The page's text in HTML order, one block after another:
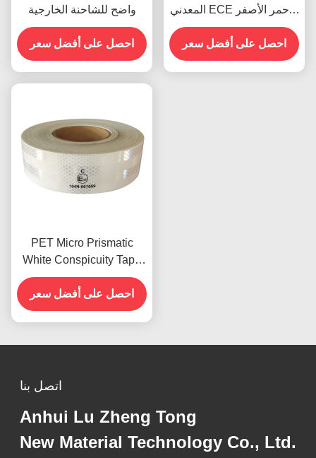
واضح للشاحنة الخارجية
احصل على أفضل سعر
المعدني ECE الأحمر الأصفر
الأبيض للمقطورة
احصل على أفضل سعر
PET Micro Prismatic
White Conspicuity Tape
شريط منعكس للسيارات
معتمد ECE
احصل على أفضل سعر
اتصل بنا
Anhui Lu Zheng Tong
New Material Technology Co., Ltd.